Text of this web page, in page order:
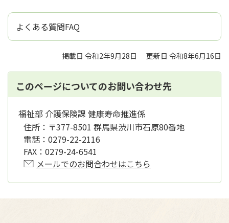
よくある質問FAQ
掲載日 令和2年9月28日 更新日 令和8年6月16日
このページについてのお問い合わせ先
福祉部 介護保険課 健康寿命推進係
住所： 〒377-8501 群馬県渋川市石原80番地
電話： 0279-22-2116
FAX： 0279-24-6541
メールでのお問合わせはこちら